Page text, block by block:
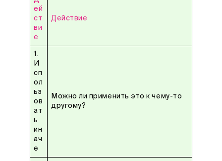
ей
ст
ви
е
Действие
1.
И
сп
ол
ьз
ов
ат
ь
ин
ач
е
Можно ли применить это к чему-то
другому?